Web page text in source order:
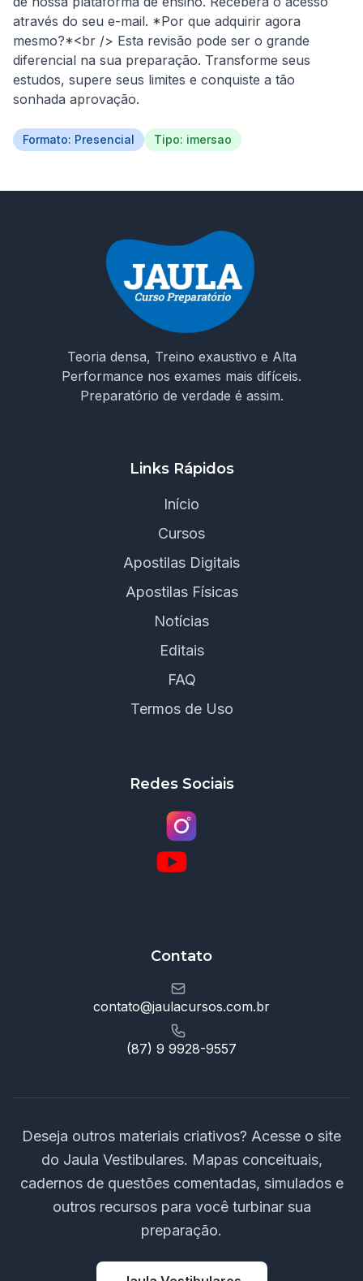
através do seu e-mail. *Por que adquirir agora
mesmo?*<br /> Esta revisão pode ser o grande
diferencial na sua preparação. Transforme seus
estudos, supere seus limites e conquiste a tão
sonhada aprovação.
Formato: Presencial Tipo: imersao
Teoria densa, Treino exaustivo e Alta
Performance nos exames mais difíceis.
Preparatório de verdade é assim.
Links Rápidos
Início
Cursos
Apostilas Digitais
Apostilas Físicas
Notícias
Editais
FAQ
Termos de Uso
Redes Sociais
Contato
contato@jaulacursos.com.br
(87) 9 9928-9557
Deseja outros materiais criativos? Acesse o site
do Jaula Vestibulares. Mapas conceituais,
cadernos de questões comentadas, simulados e
outros recursos para você turbinar sua
preparação.